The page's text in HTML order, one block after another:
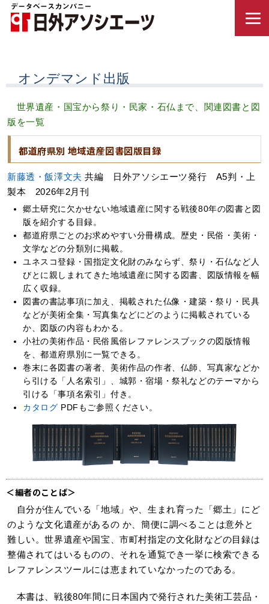
オンデマンド出版
世界遺産・国宝から祭り・民家・石仏まで、関連図書と図
版を一覧
都道府県別 地域遺産図書図版目録
新藤透・飯澤文夫 共編 日外アソシエーツ発行 A5判・上
製本 2026年2月刊
郷土研究に欠かせない地域遺産に関する戦後80年の図書と図
版を紹介する目録。
都道府県ごとのお求めやすい分冊構成。歴史・民俗・美術・
文学などの分類別に掲載。
ユネスコ登録・国指定文化財のみならず、祭り・石仏など人
びとに親しまれてきた地域遺産に関する図書、図版情報を幅
広く収録。
図書の書誌事項に加え、掲載された仏像・建築・祭り・民具
などが美術全集・写真集などにどのように掲載されている
か、図版の内容もわかる。
小社の美術作品・民俗風俗レファレンスブックの図版情報
を、都道府県別に一覧できる。
巻末に各図書の著者、美術作品の作者、仏師、写真家などか
ら引ける「人名索引」、城郭・宿場・祭礼などのテーマから
引ける「事項名索引」付き。
カタログ PDFもご参照ください。
＜編者のことば＞
自分が住んでいる「地域」や、生まれ育った「郷土」にど
のような文化遺産があるの か、簡便に調べることは意外と
難しい。世界遺産や国宝、市町村指定の文化財などの目録は
整備されてはいるものの、それを通覧でき一挙に検索できる
レファレンスツールには恵まれていなかったのである。
本書は、戦後80年間に日本国内で発行された美術工芸品・